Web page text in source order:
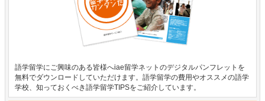
語学留学にご興味のある皆様へiae留学ネットのデジタルパンフレットを
無料でダウンロードしていただけます。語学留学の費用やオススメの語学
学校、知っておくべき語学留学TIPSをご紹介しています。